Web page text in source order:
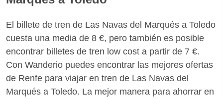
El billete de tren de Las Navas del Marqués a Toledo
cuesta una media de 8 €, pero también es posible
encontrar billetes de tren low cost a partir de 7 €.
Con Wanderio puedes encontrar las mejores ofertas
de Renfe para viajar en tren de Las Navas del
Marqués a Toledo. La mejor manera para ahorrar en